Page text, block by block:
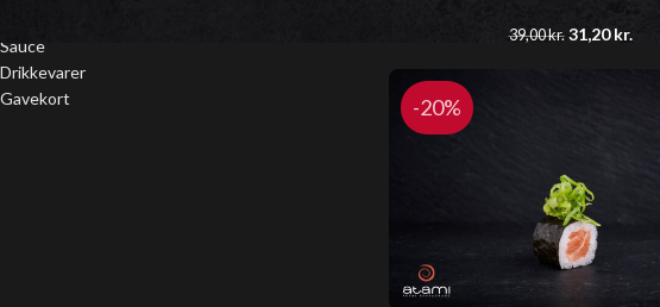
Sauce
Drikkevarer
Gavekort
39,00kr. 31,20kr.
-20%